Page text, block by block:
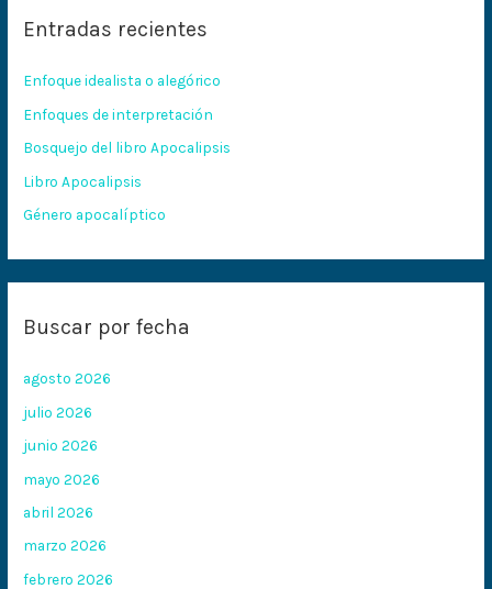
a
p
o
r
:
Entradas recientes
Enfoque idealista o alegórico
Enfoques de interpretación
Bosquejo del libro Apocalipsis
Libro Apocalipsis
Género apocalíptico
Buscar por fecha
agosto 2026
julio 2026
junio 2026
mayo 2026
abril 2026
marzo 2026
febrero 2026